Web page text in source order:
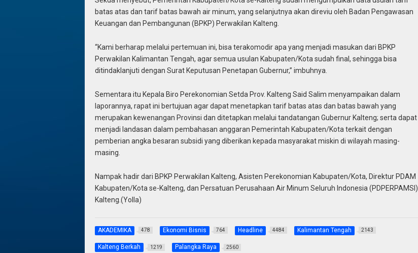
batas atas dan tarif batas bawah air minum, yang selanjutnya akan direviu oleh Badan Pengawasan
Keuangan dan Pembangunan (BPKP) Perwakilan Kalteng.
“Kami berharap melalui pertemuan ini, bisa terakomodir apa yang menjadi masukan dari BPKP
Perwakilan Kalimantan Tengah, agar semua usulan Kabupaten/Kota sudah final, sehingga bisa
ditindaklanjuti dengan Surat Keputusan Penetapan Gubernur,” imbuhnya.
Sementara itu Kepala Biro Perekonomian Setda Prov. Kalteng Said Salim menyampaikan dalam
laporannya, rapat ini bertujuan agar dapat menetapkan tarif batas atas dan batas bawah yang
merupakan kewenangan Provinsi dan ditetapkan melalui tandatangan Gubernur Kalteng; serta dapat
menjadi landasan dalam pembahasan anggaran Pemerintah Kabupaten/Kota terkait dengan
pemberian angka besaran subsidi yang diberikan kepada masyarakat miskin di wilayah masing-
masing.
Nampak hadir dari BPKP Perwakilan Kalteng, Asisten Perekonomian Kabupaten/Kota, Direktur PDAM
Kabupaten/Kota se-Kalteng, dan Persatuan Perusahaan Air Minum Seluruh Indonesia (PDPERPAMSI)
Kalteng.(Yolla)
AKADEMIKA 478 Ekonomi Bisnis 764 Headline 4484 Kalimantan Tengah 2143
Kalteng Berkah 1219 Palangka Raya 2560